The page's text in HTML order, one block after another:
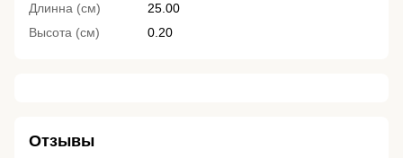
Длинна (см)
25.00
Высота (см)
0.20
Отзывы